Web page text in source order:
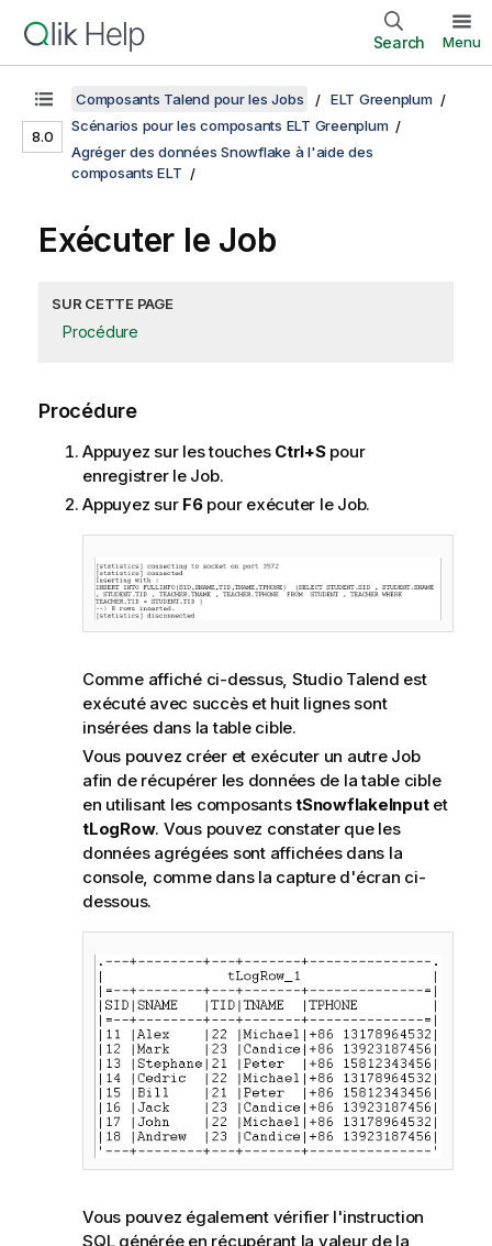
Search Menu
8.0
Composants Talend pour les Jobs
ELT Greenplum
Scénarios pour les composants ELT Greenplum
Agréger des données Snowflake à l'aide des
composants ELT
Exécuter le Job
SUR CETTE PAGE
Procédure
Procédure
Appuyez sur les touches Ctrl+Spour
enregistrer le Job.
Appuyez sur F6pour exécuter le Job.
Comme affiché ci-dessus, Studio Talend est
exécuté avec succès et huit lignes sont
insérées dans la table cible.
Vous pouvez créer et exécuter un autre Job
afin de récupérer les données de la table cible
en utilisant les composantstSnowflakeInputet
tLogRow. Vous pouvez constater que les
données agrégées sont affichées dans la
console, comme dans la capture d'écran ci-
dessous.
Vous pouvez également vérifier l'instruction
SQL générée en récupérant la valeur de la